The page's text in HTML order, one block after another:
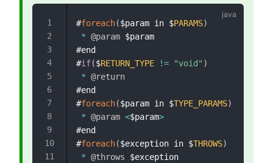
#foreach($param in $PARAMS)
* @param $param
#end
#if($RETURN_TYPE != "void" )
* @return
#end
#foreach($param in $TYPE_PARAMS)
* @param <$param>
#end
#foreach($exception in $THROWS)
* @throws $exception